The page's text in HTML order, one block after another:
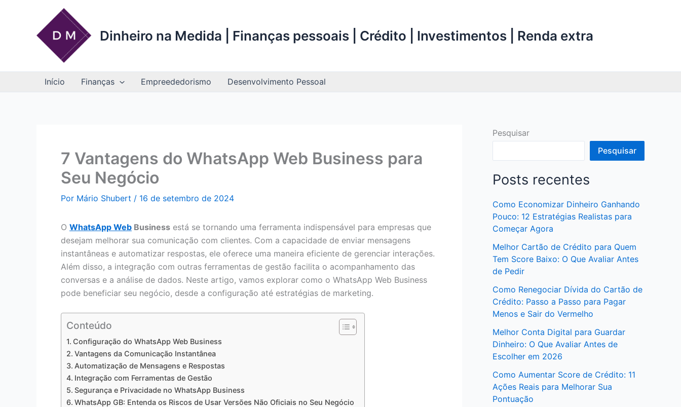
Dinheiro na Medida | Finanças pessoais | Crédito | Investimentos | Renda extra
Início Finanças Empreededorismo Desenvolvimento Pessoal
7 Vantagens do WhatsApp Web Business para
Seu Negócio
Por Mário Shubert / 16 de setembro de 2024
O WhatsApp Web Business está se tornando uma ferramenta indispensável para empresas que
desejam melhorar sua comunicação com clientes. Com a capacidade de enviar mensagens
instantâneas e automatizar respostas, ele oferece uma maneira eficiente de gerenciar interações.
Além disso, a integração com outras ferramentas de gestão facilita o acompanhamento das
conversas e a análise de dados. Neste artigo, vamos explorar como o WhatsApp Web Business
pode beneficiar seu negócio, desde a configuração até estratégias de marketing.
Conteúdo
Configuração do WhatsApp Web Business
Vantagens da Comunicação Instantânea
Automatização de Mensagens e Respostas
Integração com Ferramentas de Gestão
Segurança e Privacidade no WhatsApp Business
WhatsApp GB: Entenda os Riscos de Usar Versões Não Oficiais no Seu Negócio
Pesquisar
Pesquisar
Posts recentes
Como Economizar Dinheiro Ganhando
Pouco: 12 Estratégias Realistas para
Começar Agora
Melhor Cartão de Crédito para Quem
Tem Score Baixo: O Que Avaliar Antes
de Pedir
Como Renegociar Dívida do Cartão de
Crédito: Passo a Passo para Pagar
Menos e Sair do Vermelho
Melhor Conta Digital para Guardar
Dinheiro: O Que Avaliar Antes de
Escolher em 2026
Como Aumentar Score de Crédito: 11
Ações Reais para Melhorar Sua
Pontuação